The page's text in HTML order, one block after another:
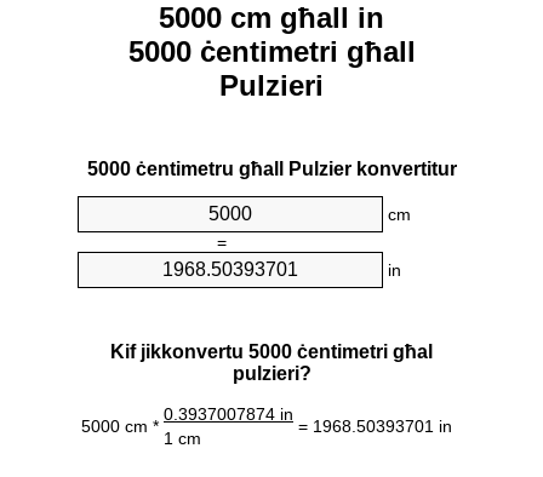
5000 cm għall in
5000 ċentimetri għall
Pulzieri
5000 ċentimetru għall Pulzier konvertitur
cm
=
in
Kif jikkonvertu 5000 ċentimetri għal
pulzieri?
5000 cm *
0.3937007874 in
= 1968.50393701 in
1 cm